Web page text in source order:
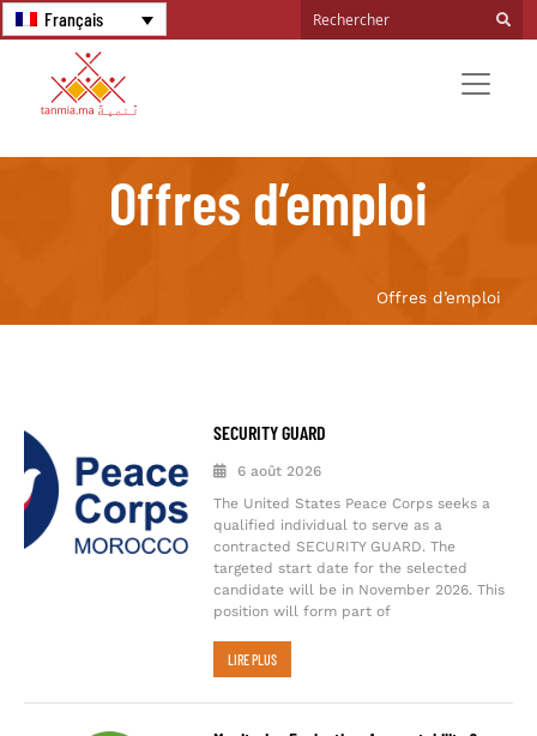
Français
Offres d’emploi
Offres d’emploi
SECURITY GUARD
6 août 2026
The United States Peace Corps seeks a
qualified individual to serve as a
contracted SECURITY GUARD. The
targeted start date for the selected
candidate will be in November 2026. This
position will form part of
LIRE PLUS